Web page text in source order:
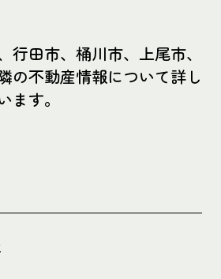
行田市、桶川市、上尾市、
の不動産情報について詳し
ます。